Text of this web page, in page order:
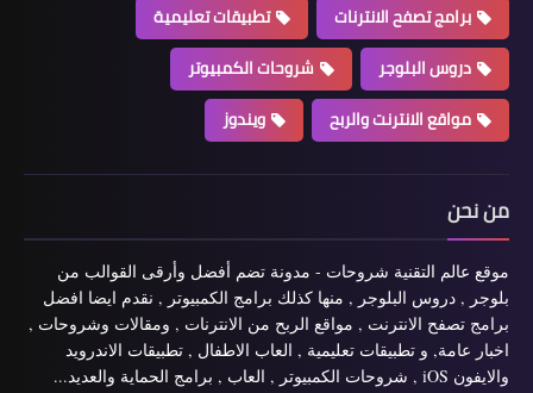
برامج تصفح الانترنات
تطبيقات تعليمية
دروس البلوجر
شروحات الكمبيوتر
مواقع الانترنت والربح
ويندوز
من نحن
موقع عالم التقنية شروحات - مدونة تضم أفضل وأرقى القوالب من
بلوجر , دروس البلوجر , منها كذلك برامج الكمبيوتر , نقدم ايضا افضل
برامج تصفح الانترنت , مواقع الربح من الانترنات , ومقالات وشروحات ,
اخبار عامة, و تطبيقات تعليمية , العاب الاطفال , تطبيقات الاندرويد
والايفون iOS , شروحات الكمبيوتر , العاب , برامج الحماية والعديد...